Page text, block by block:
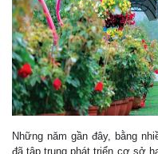
Những năm gần đây, bằng
đã tập trung phát triển cơ sở